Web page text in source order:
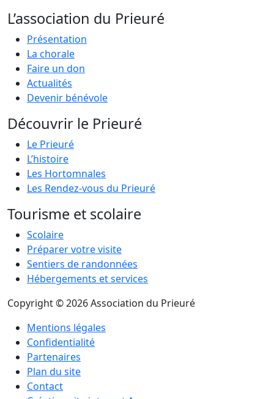
L’association du Prieuré
Présentation
La chorale
Faire un don
Actualités
Devenir bénévole
Découvrir le Prieuré
Le Prieuré
L’histoire
Les Hortomnales
Les Rendez-vous du Prieuré
Tourisme et scolaire
Scolaire
Préparer votre visite
Sentiers de randonnées
Hébergements et services
Copyright © 2026 Association du Prieuré
Mentions légales
Confidentialité
Partenaires
Plan du site
Contact